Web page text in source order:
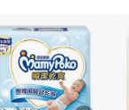
有「單一商
」)，以同一
購物的回